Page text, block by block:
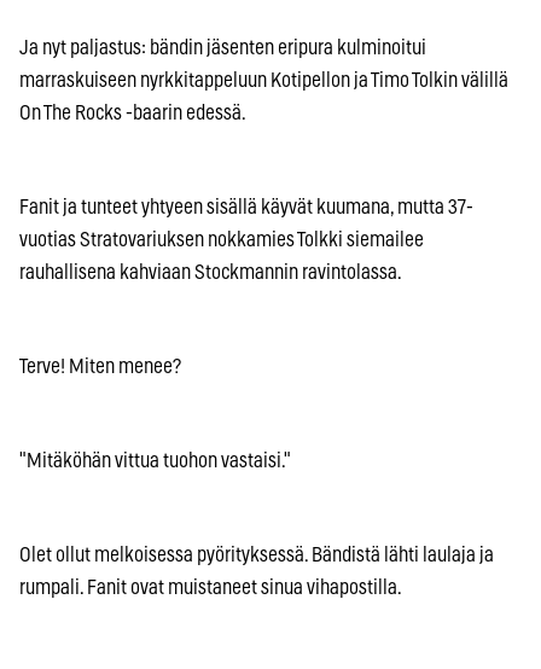
Ja nyt paljastus: bändin jäsenten eripura kulminoitui
marraskuiseen nyrkkitappeluun Kotipellon ja Timo Tolkin välillä
On The Rocks -baarin edessä.
Fanit ja tunteet yhtyeen sisällä käyvät kuumana, mutta 37-
vuotias Stratovariuksen nokkamies Tolkki siemailee
rauhallisena kahviaan Stockmannin ravintolassa.
Terve! Miten menee?
"Mitäköhän vittua tuohon vastaisi."
Olet ollut melkoisessa pyörityksessä. Bändistä lähti laulaja ja
rumpali. Fanit ovat muistaneet sinua vihapostilla.